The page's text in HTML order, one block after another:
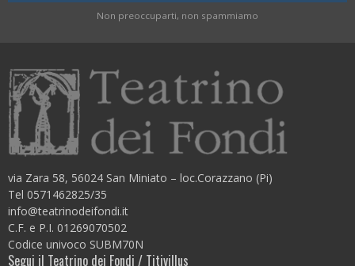
Non preoccuparti, non spammiamo
via Zara 58, 56024 San Miniato – loc.Corazzano (Pi)
Tel 0571462825/35
info@teatrinodeifondi.it
C.F. e P.I. 01269070502
Codice univoco SUBM70N
Segui il Teatrino dei Fondi / Titivillus